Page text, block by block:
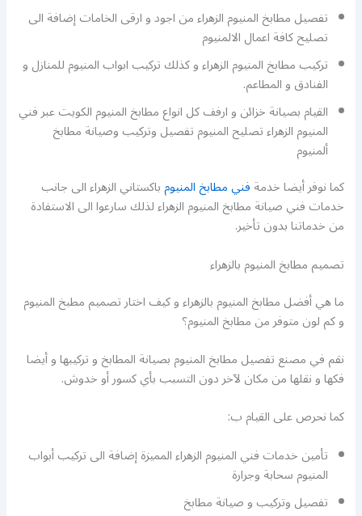
تفصيل مطابخ المنيوم الزهراء من اجود و ارقى الخامات إضافة الى
تصليح كافة اعمال الالمنيوم
تركيب مطابخ المنيوم الزهراء و كذلك تركيب ابواب المنيوم للمنازل و
الفنادق و المطاعم.
القيام بصيانة خزائن و ارفف كل انواع مطابخ المنيوم الكويت عبر فني
المنيوم الزهراء تصليح المنيوم تفصيل وتركيب وصيانة مطابخ
ألمنيوم
كما نوفر أيضا خدمةفني مطابخ المنيومباكستاني الزهراء الى جانب
خدمات فني صيانة مطابخ المنيوم الزهراء لذلك سارعوا الى الاستفادة
من خدماتنا بدون تأخير.
تصميم مطابخ المنيوم بالزهراء
ما هي أفضل مطابخ المنيوم بالزهراء و كيف اختار تصميم مطبخ المنيوم
و كم لون متوفر من مطابخ المنيوم؟
نقم في مصنع تفصيل مطابخ المنيوم بصيانة المطابخ و تركيبها و أيضا
فكها و نقلها من مكان لآخر دون التسبب بأي كسور أو خدوش.
كما نحرص على القيام ب:
تأمين خدمات فني المنيوم الزهراء المميزة إضافة الى تركيب أبواب
المنيوم سحابة وجرارة
تفصيل وتركيب و صيانة مطابخ